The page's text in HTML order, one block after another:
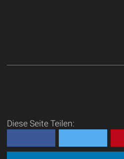
Diese Seite Teilen: